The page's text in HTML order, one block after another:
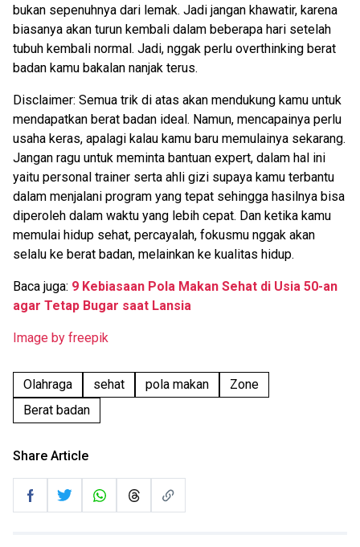
bukan sepenuhnya dari lemak. Jadi jangan khawatir, karena
biasanya akan turun kembali dalam beberapa hari setelah
tubuh kembali normal. Jadi, nggak perlu overthinking berat
badan kamu bakalan nanjak terus.
Disclaimer: Semua trik di atas akan mendukung kamu untuk
mendapatkan berat badan ideal. Namun, mencapainya perlu
usaha keras, apalagi kalau kamu baru memulainya sekarang.
Jangan ragu untuk meminta bantuan expert, dalam hal ini
yaitu personal trainer serta ahli gizi supaya kamu terbantu
dalam menjalani program yang tepat sehingga hasilnya bisa
diperoleh dalam waktu yang lebih cepat. Dan ketika kamu
memulai hidup sehat, percayalah, fokusmu nggak akan
selalu ke berat badan, melainkan ke kualitas hidup.
Baca juga: 9 Kebiasaan Pola Makan Sehat di Usia 50-an
agar Tetap Bugar saat Lansia
Image by freepik
Olahraga sehat pola makan
Zone
Berat badan
Share Article